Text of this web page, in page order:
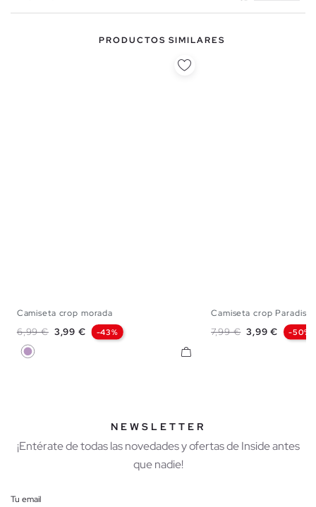
PRODUCTOS SIMILARES
XS
Camiseta crop morada
Precio base
6,99 € Precio
3,99 € -43%
Lila
XS
Camiseta crop Paradise
Precio base
7,99 € Precio
3,99 € -50%
NEWSLETTER
¡Entérate de todas las novedades y ofertas de Inside antes
que nadie!
Tu email